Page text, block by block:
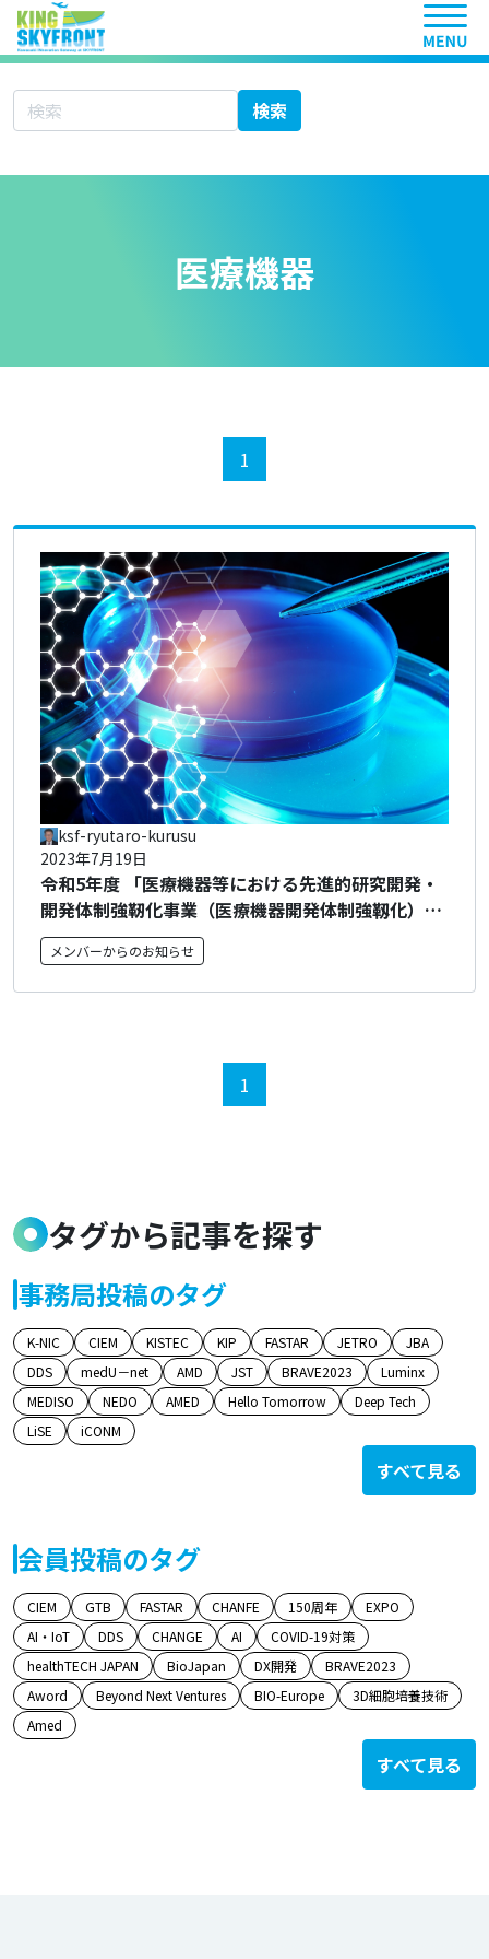
ヘッ
サイト内検索 検索
医療機器
1
令和5年度 「医療機器等における先進的研究開発・
開発体制強靭化事業（医療機器開発体制強靱化）」
に係る公募（二次公募）について
2023年7月19日
ksf-ryutaro-kurusu
メンバーからのお知らせ
1
タグから記事を探す
事務局投稿のタグ
K-NIC CIEM KISTEC KIP FASTAR JETRO
JBA
DDS
medU－net AMD JST BRAVE2023
Luminx
MEDISO
NEDO AMED Hello Tomorrow
Deep Tech
LiSE
iCONM
すべて見る
会員投稿のタグ
CIEM GTB FASTAR CHANFE 150周年
EXPO
AI・IoT
DDS CHANGE AI
COVID-19対策
healthTECH JAPAN
BioJapan DX開発
BRAVE2023
Aword
Beyond Next Ventures BIO-Europe
3D細胞培養技術
Amed
すべて見る